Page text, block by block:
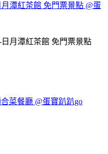
潭紅茶館 免門票景點 @蛋
菜餐廳 @蛋寶趴趴go